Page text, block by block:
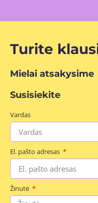
Turite
Mielai atsakysime
Susisiekite
Vardas
El. pašto adresas
Žinutė